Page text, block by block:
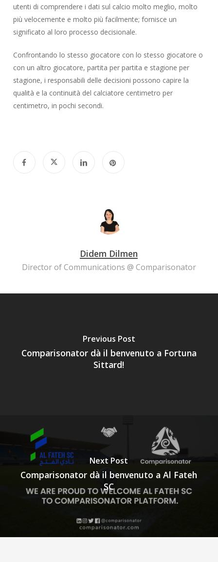
utenti di comprendere i dati sul calcio molto meglio, molto
più velocemente e molto più facilmente; fornisce un
significato al loro processo decisionale.
Confrontando lo stesso giocatore con lo stesso giocatore o
con un altro giocatore, partita per partita e stagione per
stagione, i responsabili delle decisioni possono capire la
qualità e la continuità del calciatore centimetro per
centimetro, in pochi secondi.
Didem Dilmen
Director of Communications @ Comparisonator
Previous Post
Comparisonator dà il benvenuto a Fortuna
Sittard!
Next Post
Comparisonator dà il benvenuto a Al Fateh
SC